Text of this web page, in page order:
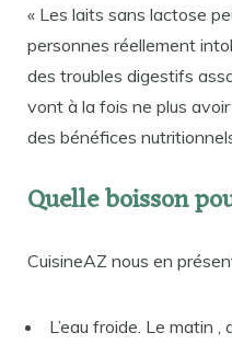
« Les laits sans lactose
personnes réellement
des troubles digestifs
vont à la fois ne plus
des bénéfices
Quelle boisson
CuisineAZ nous en
L’eau froide. Le matin